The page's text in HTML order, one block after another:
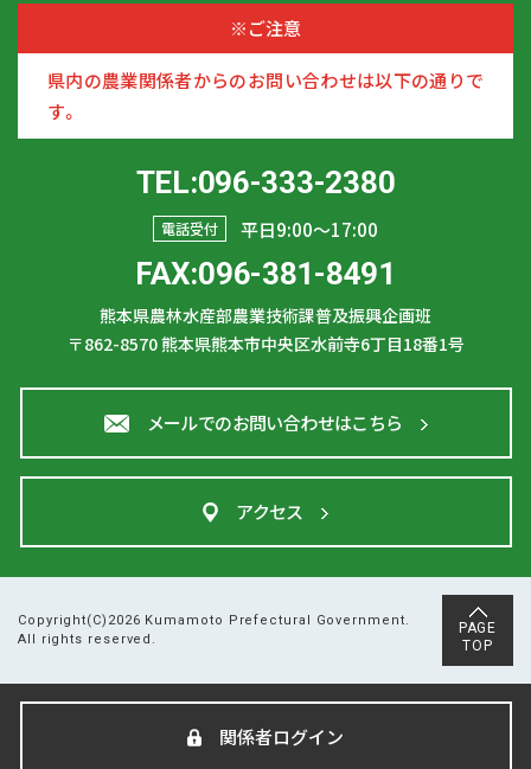
※ご注意
県内の農業関係者からのお問い合わせは以下の通りで
す。
TEL:096-333-2380
電話受付 平日9:00〜17:00
FAX:096-381-8491
熊本県農林水産部農業技術課普及振興企画班
〒862-8570熊本県熊本市中央区水前寺6丁目18番1号
メールでのお問い合わせはこちら
アクセス
Copyright(C)2026 Kumamoto Prefectural Government.
All rights reserved.
PAGE
TOP
関係者ログイン